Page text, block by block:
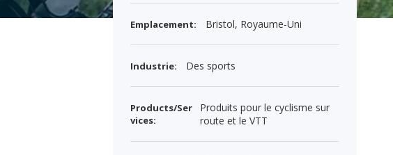
Emplacement: Bristol, Royaume-Uni
Industrie: Des sports
Products/Ser
vices:
Produits pour le cyclisme sur
route et le VTT